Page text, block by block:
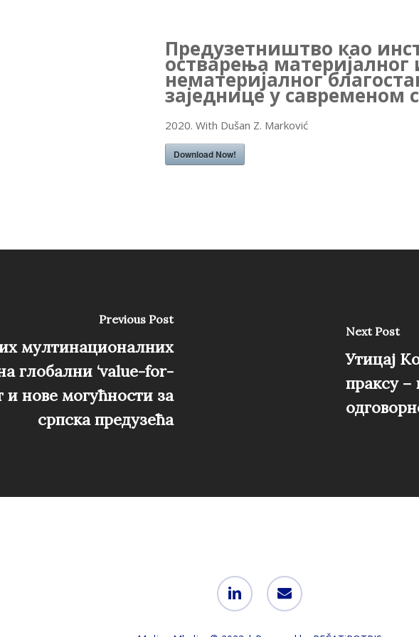
Предузетништво као
остварења материјалног
нематеријалног
заједнице у савременом
2020. With Dušan Z. Marković
Download Now!
Previous Post
мултинационалних
глобални ‘value-for-
и нове могућности за
српска предузећа
Next Post
Утицај
праксу –
linkedin email